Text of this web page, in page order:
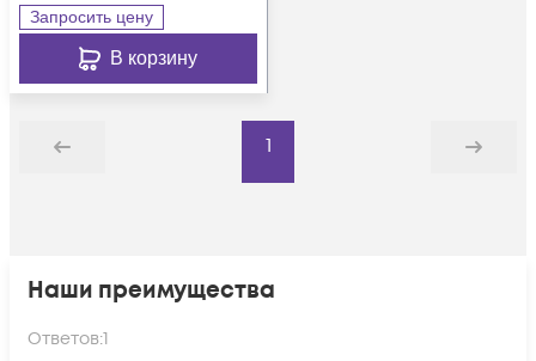
Запросить цену
В корзину
Назад
1
Дальше
Наши преимущества
Ответов:1